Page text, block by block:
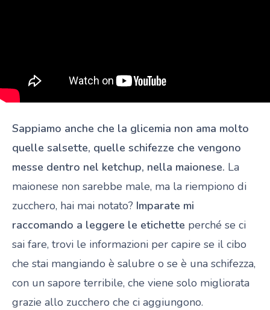
Sappiamo anche che la glicemia non ama molto
quelle salsette, quelle schifezze che vengono
messe dentro nel ketchup, nella maionese. La
maionese non sarebbe male, ma la riempiono di
zucchero, hai mai notato? Imparate mi
raccomando a leggere le etichette perché se ci
sai fare, trovi le informazioni per capire se il cibo
che stai mangiando è salubre o se è una schifezza,
con un sapore terribile, che viene solo migliorata
grazie allo zucchero che ci aggiungono.